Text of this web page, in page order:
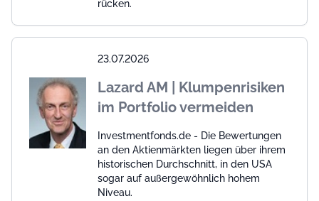
rücken.
23.07.2026
Lazard AM | Klumpenrisiken
im Portfolio vermeiden
Investmentfonds.de - Die Bewertungen
an den Aktienmärkten liegen über ihrem
historischen Durchschnitt, in den USA
sogar auf außergewöhnlich hohem
Niveau.